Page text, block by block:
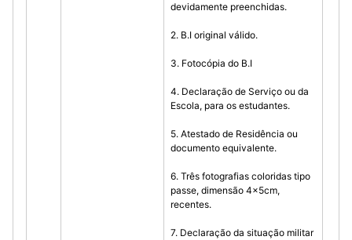
devidamente preenchidas.
2. B.I original válido.
3. Fotocópia do B.I
4. Declaração de Serviço ou da
Escola, para os estudantes.
5. Atestado de Residência ou
documento equivalente.
6. Três fotografias coloridas tipo
passe, dimensão 4x5cm,
recentes.
7. Declaração da situação militar